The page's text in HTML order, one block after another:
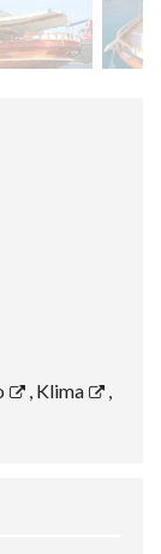
, Klima
,